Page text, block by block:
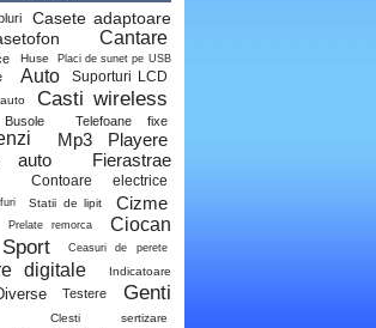
Casete adaptoare
Cantare
Huse Placi de sunet pe USB
Auto Suporturi LCD
Casti wireless
Busole Telefoane fixe
Mp3 Playere
auto
Fierastrae
Contoare electrice
Statii de lipit Cizme
Prelate remorca
Ciocan
Sport Ceasuri de perete
digitale
Indicatoare
Testere
Genti
Clesti sertizare